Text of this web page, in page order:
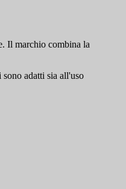
Il marchio combina la
adatti sia all'uso